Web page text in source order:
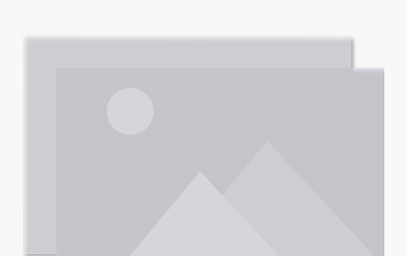
Bildergalerie überspringen